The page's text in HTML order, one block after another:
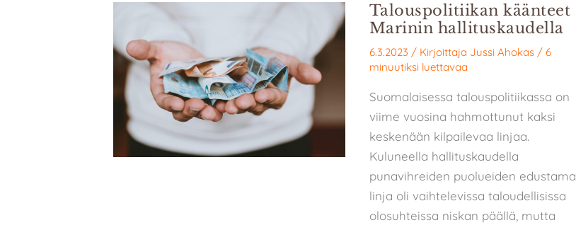
Talouspolitiikan käänteet
Marinin hallituskaudella
6.3.2023 / Kirjoittaja Jussi Ahokas/ 6
minuutiksi luettavaa
Suomalaisessa talouspolitiikassa on
viime vuosina hahmottunut kaksi
keskenään kilpailevaa linjaa.
Kuluneella hallituskaudella
punavihreiden puolueiden edustama
linja oli vaihtelevissa taloudellisissa
olosuhteissa niskan päällä, mutta